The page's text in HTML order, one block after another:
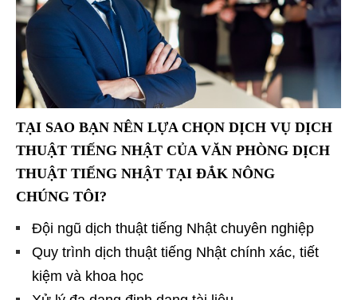
TẠI SAO BẠN NÊN LỰA CHỌN DỊCH VỤ DỊCH
THUẬT TIẾNG NHẬT CỦA VĂN PHÒNG DỊCH
THUẬT TIẾNG NHẬT TẠI ĐẮK NÔNG
CHÚNG TÔI?
Đội ngũ dịch thuật tiếng Nhật chuyên nghiệp
Quy trình dịch thuật tiếng Nhật chính xác, tiết
kiệm và khoa học